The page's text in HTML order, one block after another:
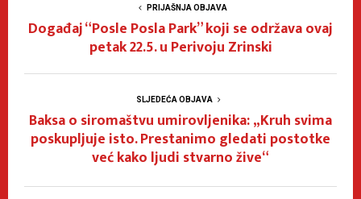
PRIJAŠNJA OBJAVA
Događaj “Posle Posla Park” koji se održava ovaj
petak 22.5. u Perivoju Zrinski
SLJEDEĆA OBJAVA
Baksa o siromaštvu umirovljenika: „Kruh svima
poskupljuje isto. Prestanimo gledati postotke
već kako ljudi stvarno žive“